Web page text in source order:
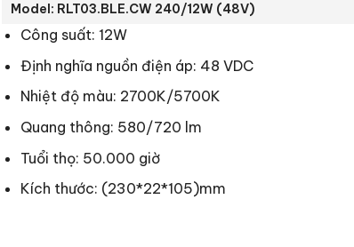
Model: RLT03.BLE.CW 240/12W (48V)
Công suất: 12W
Định nghĩa nguồn điện áp: 48 VDC
Nhiệt độ màu: 2700K/5700K
Quang thông: 580/720 lm
Tuổi thọ: 50.000 giờ
Kích thước: (230*22*105)mm